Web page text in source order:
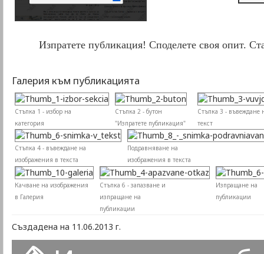
Изпратете публикация! Споделете своя опит.
Галерия към публикацията
Стъпка 1 - избор на
категория
Стъпка 2 - бутон
"Изпратете публикация"
Стъпка 3 - въвеждане
текст
Стъпка 4 - въвеждане на
изображения в текста
Подравняване на
изображения в текста
Качване на изображения
в Галерия
Стъпка 6 - запазване и
изпращане на
публикации
Изпращане на
публикации
Създадена на 11.06.2013 г.